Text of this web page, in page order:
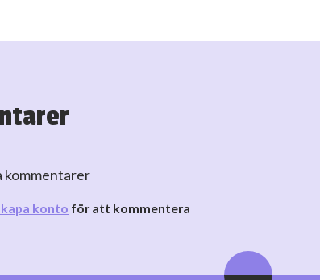
kommentarer
konto för att kommentera